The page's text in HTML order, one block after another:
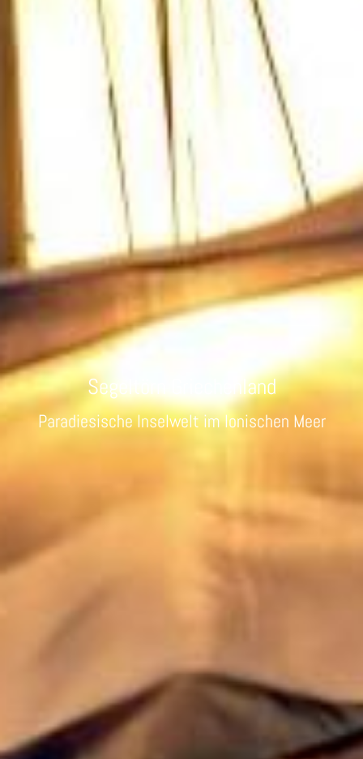
Segeltörn Griechenland
Paradiesische Inselwelt im Ionischen Meer